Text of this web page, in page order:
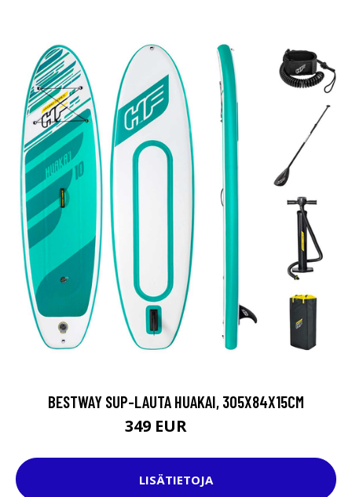
BESTWAY SUP-LAUTA HUAKAI, 305X84X15CM
349 EUR
LISÄTIETOJA